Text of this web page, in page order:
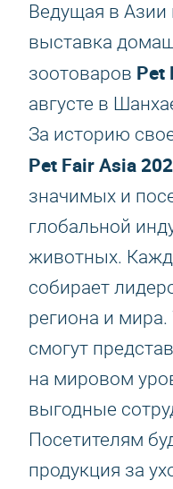
Ведущая в
выставка
зоотоваров Pet
августе в
За историю
Pet Fair Asia
значимых и
глобальной
животных.
собирает
региона и
смогут
на мировом
выгодные
Посетителям
продукция за